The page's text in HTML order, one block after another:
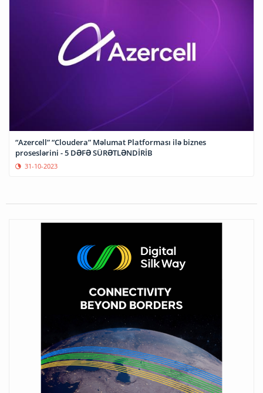
“Azercell” “Cloudera” Məlumat Platforması ilə biznes
proseslərini - 5 DƏFƏ SÜRƏTLƏNDİRİB
31-10-2023